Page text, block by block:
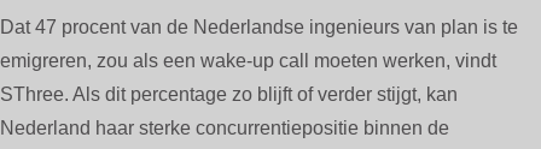
Dat 47 procent van de Nederlandse ingenieurs van plan is te
emigreren, zou als een wake-up call moeten werken, vindt
SThree. Als dit percentage zo blijft of verder stijgt, kan
Nederland haar sterke concurrentiepositie binnen de